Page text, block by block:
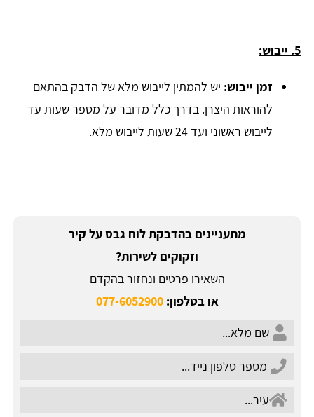
5. ייבוש:
זמן ייבוש: יש להמתין לייבוש מלא של הדבק בהתאם
להוראות היצרן. בדרך כלל מדובר על מספר שעות עד
לייבוש ראשוני ועד 24 שעות לייבוש מלא.
מתעניינים בהדבקת לוח גבס על קיר
וזקוקים לשירות?
השאירו פרטים ונחזור בהקדם
או בטלפון:077-6052900